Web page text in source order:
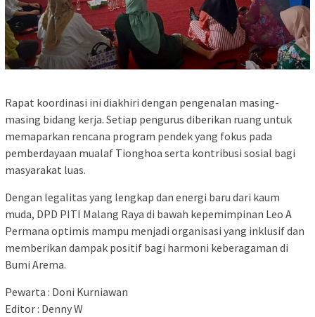
​Rapat koordinasi ini diakhiri dengan pengenalan masing-
masing bidang kerja. Setiap pengurus diberikan ruang untuk
memaparkan rencana program pendek yang fokus pada
pemberdayaan mualaf Tionghoa serta kontribusi sosial bagi
masyarakat luas.
​Dengan legalitas yang lengkap dan energi baru dari kaum
muda, DPD PITI Malang Raya di bawah kepemimpinan Leo A
Permana optimis mampu menjadi organisasi yang inklusif dan
memberikan dampak positif bagi harmoni keberagaman di
Bumi Arema.
Pewarta : Doni Kurniawan
Editor : Denny W